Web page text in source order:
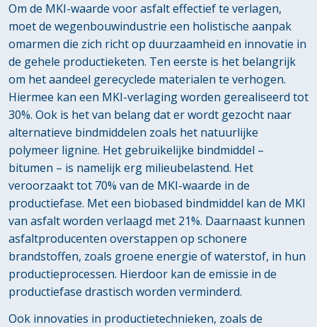
Om de MKI-waarde voor asfalt effectief te verlagen,
moet de wegenbouwindustrie een holistische aanpak
omarmen die zich richt op duurzaamheid en innovatie in
de gehele productieketen. Ten eerste is het belangrijk
om het aandeel gerecyclede materialen te verhogen.
Hiermee kan een MKI-verlaging worden gerealiseerd tot
30%. Ook is het van belang dat er wordt gezocht naar
alternatieve bindmiddelen zoals het natuurlijke
polymeer lignine. Het gebruikelijke bindmiddel –
bitumen – is namelijk erg milieubelastend. Het
veroorzaakt tot 70% van de MKI-waarde in de
productiefase. Met een biobased bindmiddel kan de MKI
van asfalt worden verlaagd met 21%. Daarnaast kunnen
asfaltproducenten overstappen op schonere
brandstoffen, zoals groene energie of waterstof, in hun
productieprocessen. Hierdoor kan de emissie in de
productiefase drastisch worden verminderd.
Ook innovaties in productietechnieken, zoals de